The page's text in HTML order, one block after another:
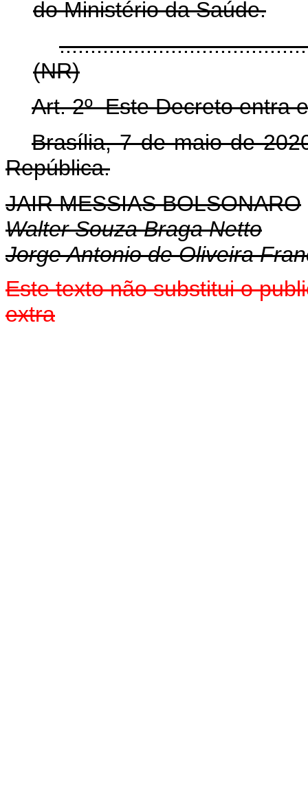
do Ministério da Saúde.
(NR)
Art. 2º Este Decreto entra
Brasília, 7 de maio de
República.
JAIR MESSIAS BOLSONARO
Walter Souza Braga Netto
Jorge Antonio de Oliveira
Este texto não substitui o
extra